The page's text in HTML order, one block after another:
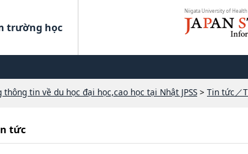
Niigata University of Health
trường học
thông tin về du học đại học,cao học tại Nhật JPSS > Tin tức／
tức